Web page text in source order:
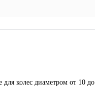
колес диаметром от 10 до